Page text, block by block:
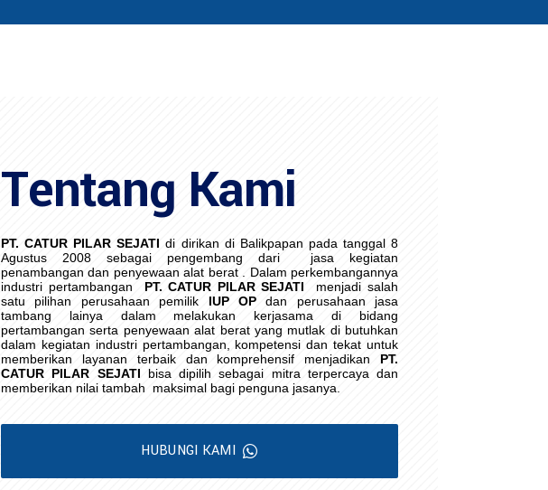
Tentang Kami
PT. CATUR PILAR SEJATI di dirikan di Balikpapan pada tanggal 8
Agustus 2008 sebagai pengembang dari
jasa kegiatan
penambangan dan penyewaan alat berat . Dalam perkembangannya
industri pertambangan
PT. CATUR PILAR SEJATI
menjadi salah
satu pilihan perusahaan pemilik IUP OPdan perusahaan jasa
tambang lainya dalam melakukan kerjasama di bidang
pertambangan serta penyewaan alat berat yang mutlak di butuhkan
dalam kegiatan industri pertambangan, kompetensi dan tekat untuk
memberikan layanan terbaik dan komprehensif menjadikan PT.
CATUR PILAR SEJATI bisa dipilih sebagai mitra terpercaya dan
memberikan nilai tambah
maksimal bagi penguna jasanya.
HUBUNGI KAMI